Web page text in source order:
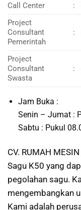
Call Center
:
Project
Consultant
Pemerintah
:
Project
Consultant
Swasta
:
Jam Buka :
Senin – Jumat :
Sabtu : Pukul
CV. RUMAH
Sagu K50 yang
pegolahan sagu.
mengembangkan
Kami adalah